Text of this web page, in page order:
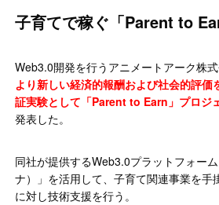
子育てで稼ぐ「Parent to
Web3.0開発を行うアニメートアーク株
より新しい経済的報酬および社会的評価
証実験として「Parent to Earn」プロジ
発表した。
同社が提供するWeb3.0プラットフォー
ナ）」を活用して、子育て関連事業を手
に対し技術支援を行う。